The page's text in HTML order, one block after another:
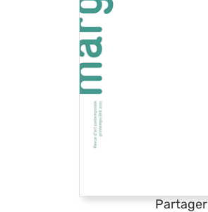
Partager